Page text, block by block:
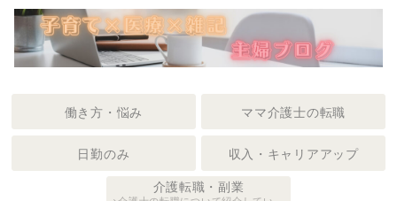
働き方・悩み ママ介護士の転職
日勤のみ 収入・キャリアアップ
介護転職・副業